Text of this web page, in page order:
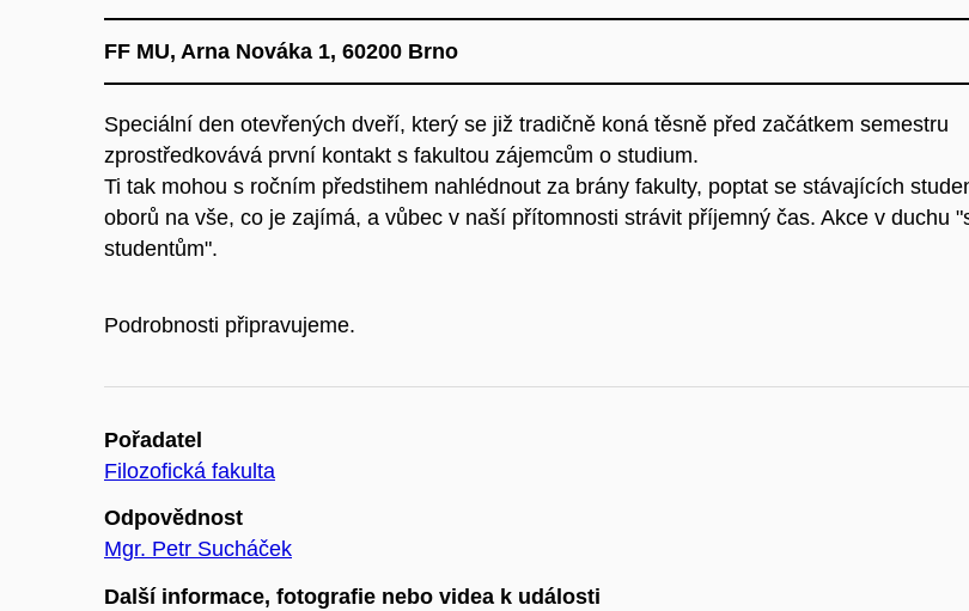
FF MU, Arna Nováka 1, 60200 Brno
Speciální den otevřených dveří, který se již tradičně koná těsně před začátkem semestru
zprostředkovává první kontakt s fakultou zájemcům o studium.
Ti tak mohou s ročním předstihem nahlédnout za brány fakulty, poptat se stávajících
oborů na vše, co je zajímá, a vůbec v naší přítomnosti strávit příjemný čas. Akce v duchu
studentům".
Podrobnosti připravujeme.
Pořadatel
Filozofická fakulta
Odpovědnost
Mgr. Petr Sucháček
Další informace, fotografie nebo videa k události